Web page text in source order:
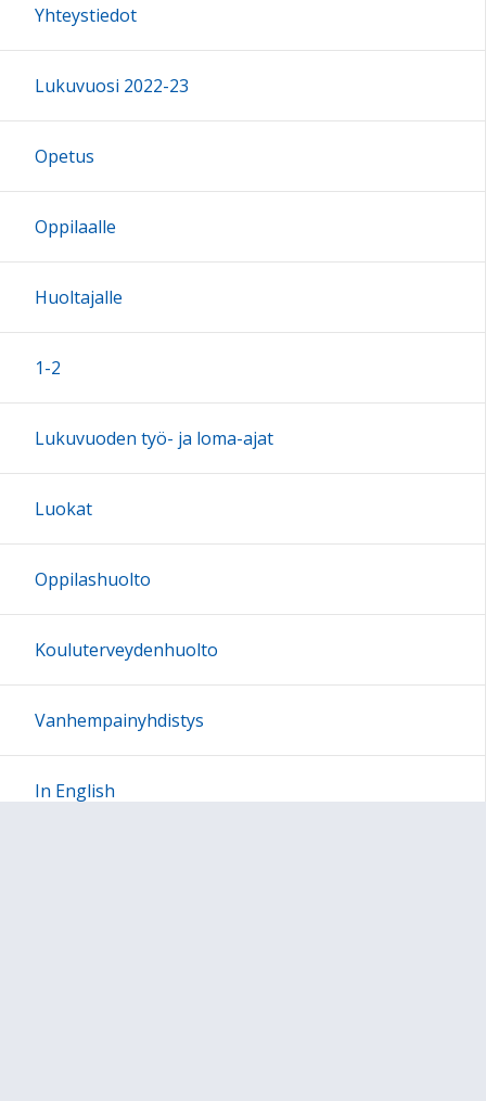
16:00
17:00
18:00
22:00
23:00
Yhteystiedot
Lukuvuosi 2022-23
Opetus
Oppilaalle
Huoltajalle
1-2
Lukuvuoden työ- ja loma-ajat
Luokat
Oppilashuolto
Kouluterveydenhuolto
Vanhempainyhdistys
In English